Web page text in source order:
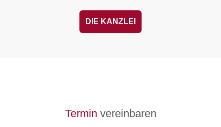
DIE KANZLEI
Termin vereinbaren